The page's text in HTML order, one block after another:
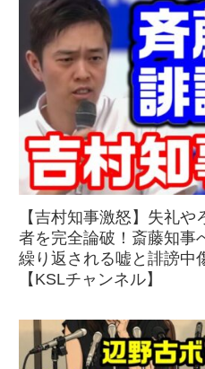
【吉村知事激怒】失礼
者を完全論破！斎藤知事
繰り返される嘘と誹謗中
【KSLチャンネル】